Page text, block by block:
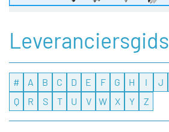
Leveranciersgids
# A B C D E F G H I J
Q
R S T U V W X Y Z